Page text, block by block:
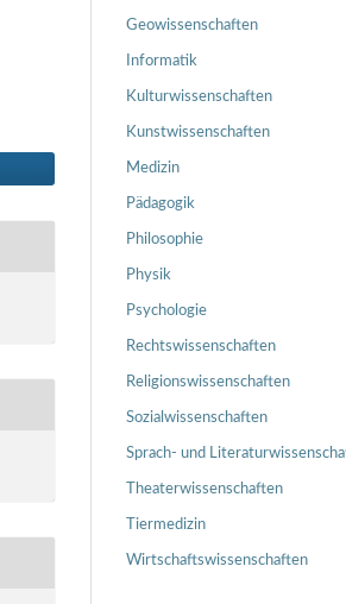
Geowissenschaften
Informatik
Kulturwissenschaften
Kunstwissenschaften
Medizin
Pädagogik
Philosophie
Physik
Psychologie
Rechtswissenschaften
Religionswissenschaften
Sozialwissenschaften
Sprach- und
Theaterwissenschaften
Tiermedizin
Wirtschaftswissenschaften